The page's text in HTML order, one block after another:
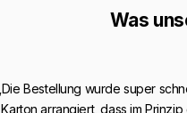
Was
„Die Bestellung wurde super
Karton arrangiert, dass im